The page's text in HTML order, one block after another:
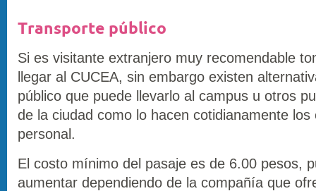
Transporte público
Si es visitante extranjero muy recomendable
llegar al CUCEA, sin embargo existen
público que puede llevarlo al campus u otros
de la ciudad como lo hacen cotidianamente los
personal.
El costo mínimo del pasaje es de 6.00 pesos,
aumentar dependiendo de la compañía que